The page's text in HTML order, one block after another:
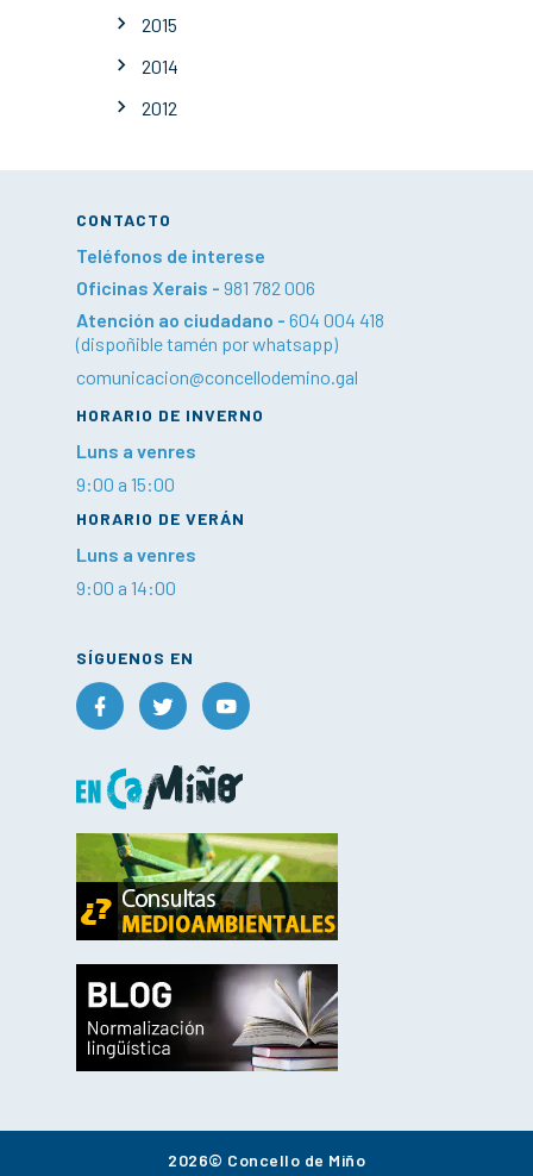
2015
2014
2012
CONTACTO
Teléfonos de interese
Oficinas Xerais - 981 782 006
Atención ao ciudadano - 604 004 418
(dispoñible tamén por whatsapp)
comunicacion@concellodemino.gal
HORARIO DE INVERNO
Luns a venres
9:00 a 15:00
HORARIO DE VERÁN
Luns a venres
9:00 a 14:00
SÍGUENOS EN
2026© Concello de Miño